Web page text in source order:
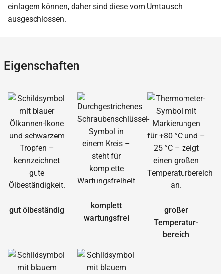
einlagern können, daher sind diese vom Umtausch
ausgeschlossen.
Eigenschaften
gut ölbeständig
komplett
wartungsfrei
großer
Temperatur­
bereich